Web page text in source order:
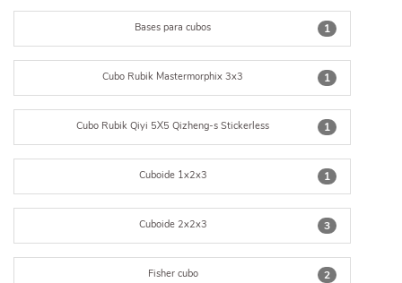
1
Bases para cubos
1
Cubo Rubik Mastermorphix 3x3
1
Cubo Rubik Qiyi 5X5 Qizheng-s Stickerless
1
Cuboide 1x2x3
3
Cuboide 2x2x3
2
Fisher cubo